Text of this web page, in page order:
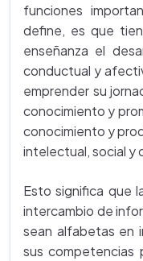
funciones
define, es que
enseñanza el
conductual y
emprender su
conocimiento y
conocimiento y
intelectual, social y
Esto significa que
intercambio de
sean alfabetas en
sus competencias